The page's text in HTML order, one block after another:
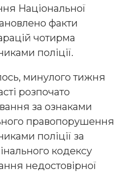
Національної
факти
чотирма
поліції.
минулого тижня
розпочато
за ознаками
правопорушення
поліції за
кодексу
недостовірної